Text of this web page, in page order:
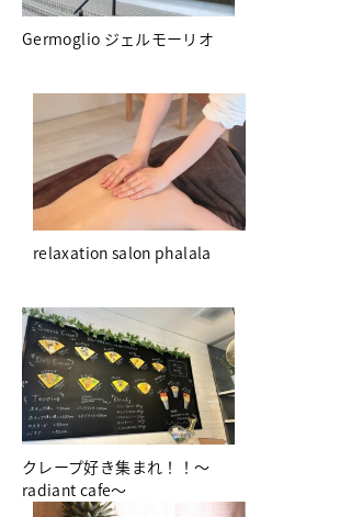
Germoglio ジェルモーリオ
relaxation salon phalala
クレープ好き集まれ！！～
radiant cafe～